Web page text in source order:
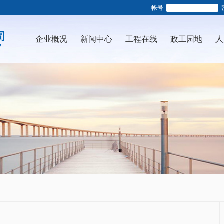
帐号
企业概况 新闻中心 工程在线 政工园地